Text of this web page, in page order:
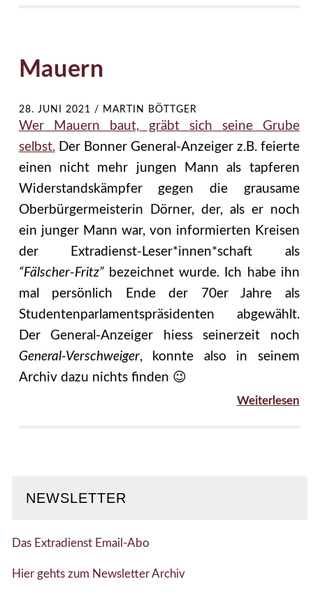
Mauern
28. JUNI 2021 / MARTIN BÖTTGER
Wer Mauern baut, gräbt sich seine Grube
selbst.Der Bonner General-Anzeiger z.B. feierte
einen nicht mehr jungen Mann als tapferen
Widerstandskämpfer gegen die grausame
Oberbürgermeisterin Dörner, der, als er noch
ein junger Mann war, von informierten Kreisen
der Extradienst-Leser*innen*schaft als
“Fälscher-Fritz”bezeichnet wurde. Ich habe ihn
mal persönlich Ende der 70er Jahre als
Studentenparlamentspräsidenten abgewählt.
Der General-Anzeiger hiess seinerzeit noch
General-Verschweiger, konnte also in seinem
Archiv dazu nichts finden 😉
Weiterlesen
NEWSLETTER
Das Extradienst Email-Abo
Hier gehts zum Newsletter Archiv